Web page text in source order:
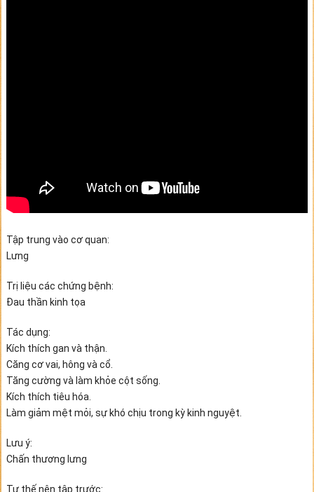
Tập trung vào cơ quan:
Lưng
Trị liệu các chứng bệnh:
Đau thần kinh tọa
Tác dụng:
Kích thích gan và thận.
Căng cơ vai, hông và cổ.
Tăng cường và làm khỏe cột sống.
Kích thích tiêu hóa.
Làm giảm mệt mỏi, sự khó chịu trong kỳ kinh nguyệt.
Lưu ý:
Chấn thương lưng
Tư thế nên tập trước: